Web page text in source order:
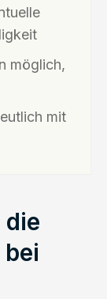
möglich,
mit